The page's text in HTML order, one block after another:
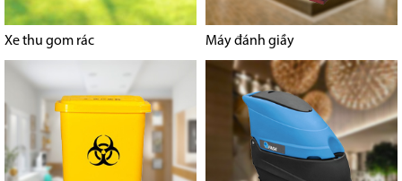
Xe thu gom rác Máy đánh giầy